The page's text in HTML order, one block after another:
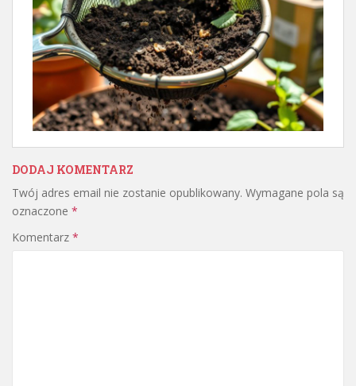
DODAJ KOMENTARZ
Twój adres email nie zostanie opublikowany. Wymagane pola są
oznaczone *
Komentarz *